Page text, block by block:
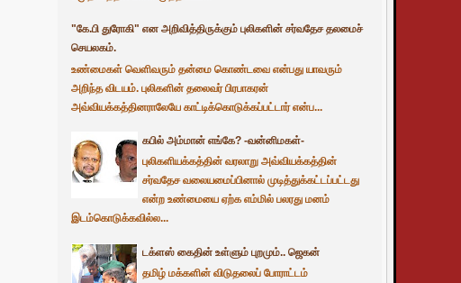
"கே.பி துரோகி" என அறிவித்திருக்கும் புலிகளின் சர்வதேச தலமைச்
செயலகம்.
உண்மைகள் வெளிவரும் தன்மை கொண்டவை என்பது யாவரும்
அறிந்த விடயம். புலிகளின் தலைவர் பிரபாகரன்
அவ்வியக்கத்தினராலேயே காட்டிக்கொடுக்கப்பட்டார் என்ப...
கபில் அம்மான் எங்கே? -வன்னிமகள்-
புலிகளியக்கத்தின் வரலாறு அவ்வியக்கத்தின்
சர்வதேச வலையமைப்பினால் முடித்துக்கட்டப்பட்டது
என்ற உண்மையை ஏற்க எம்மில் பலரது மனம்
இடம்கொடுக்கவில்ல...
டக்ளஸ் கைதின் உள்ளும் புறமும்.. ஜெகன்
தமிழ் மக்களின் விடுதலைப் போராட்டம்